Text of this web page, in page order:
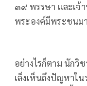
๓๙ พรรษา และเจ้
พระองค์มีพระชนม
อย่างไรก็ตาม นักวิ
เล็งเห็นถึงปัญหาใ